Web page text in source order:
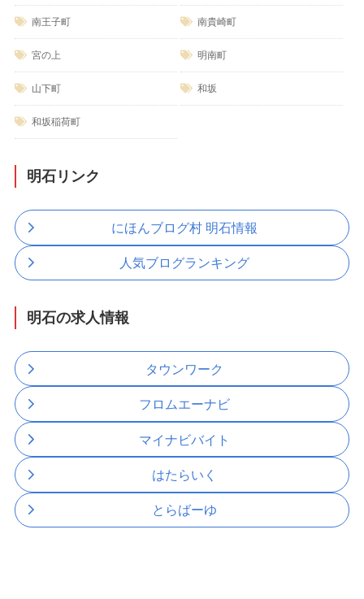
南王子町 南貴崎町
宮の上 明南町
山下町 和坂
和坂稲荷町
明石リンク
にほんブログ村 明石情報
人気ブログランキング
明石の求人情報
タウンワーク
フロムエーナビ
マイナビバイト
はたらいく
とらばーゆ